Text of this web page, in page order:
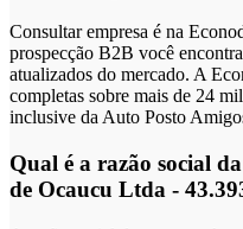
Consultar empresa é na
prospecção B2B você
atualizados do mercado. A
completas sobre mais de 24
inclusive da Auto Posto
Qual é a razão social
de Ocaucu Ltda -